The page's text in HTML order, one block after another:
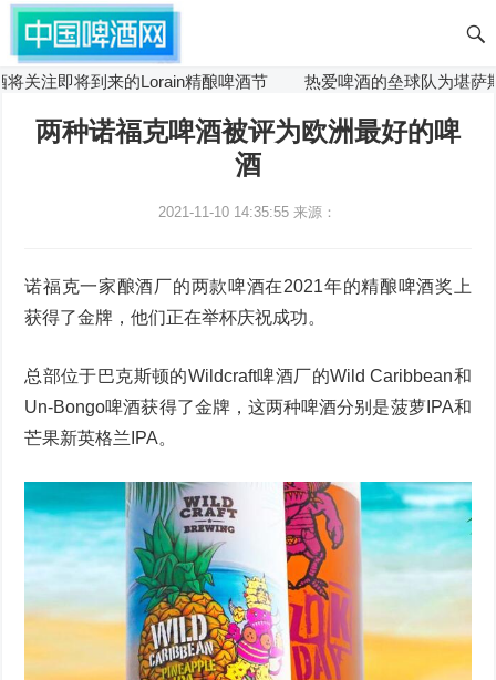
关注即将到来的Lorain精酿啤酒节 热爱啤酒的垒球队为堪萨
两种诺福克啤酒被评为欧洲最好的啤
酒
2021-11-10 14:35:55 来源：
诺福克一家酿酒厂的两款啤酒在2021年的精酿啤酒奖上
获得了金牌，他们正在举杯庆祝成功。
总部位于巴克斯顿的Wildcraft啤酒厂的Wild Caribbean和
Un-Bongo啤酒获得了金牌，这两种啤酒分别是菠萝IPA和
芒果新英格兰IPA。